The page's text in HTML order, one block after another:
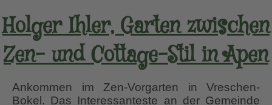
Holger Ihler, Garten zwischen
Zen- und Cottage-Stil in Apen
Ankommen im Zen-Vorgarten in Vreschen-
Bokel. Das Interessanteste an der Gemeinde